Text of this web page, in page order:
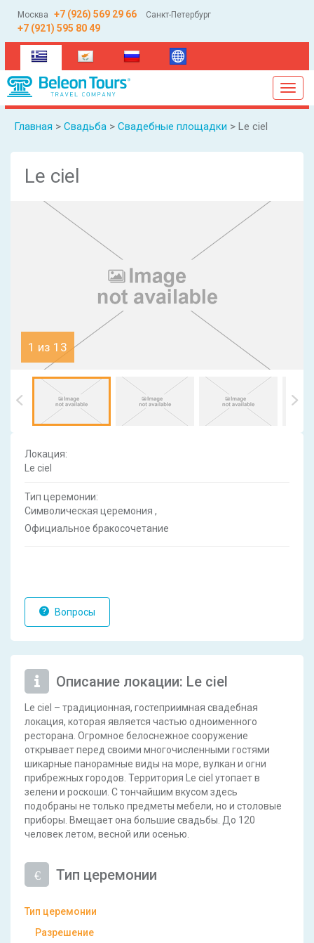
Москва +7 (926) 569 29 66 Санкт-Петербург
+7 (921) 595 80 49
(current)
Главная > Свадьба > Свадебные площадки > Le ciel
Le ciel
1 из 13
Локация:
Le ciel
Тип церемонии:
Символическая церемония ,
Официальное бракосочетание
Вопросы
Описание локации: Le ciel
Le ciel – традиционная, гостеприимная свадебная
локация, которая является частью одноименного
ресторана. Огромное белоснежное сооружение
открывает перед своими многочисленными гостями
шикарные панорамные виды на море, вулкан и огни
прибрежных городов. Территория Le ciel утопает в
зелени и роскоши. С тончайшим вкусом здесь
подобраны не только предметы мебели, но и столовые
приборы. Вмещает она большие свадьбы. До 120
человек летом, весной или осенью.
Тип церемонии
Тип церемонии
Разрешение